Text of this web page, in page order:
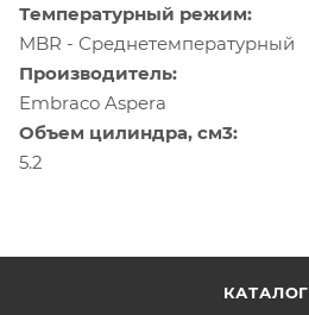
Температурный режим:
MBR - Среднетемпературный
Производитель:
Embraco Aspera
Объем цилиндра, см3:
5.2
КАТАЛОГ